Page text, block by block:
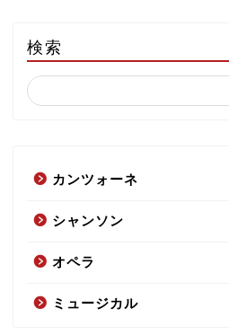
検索
カンツォーネ
シャンソン
オペラ
ミュージカル